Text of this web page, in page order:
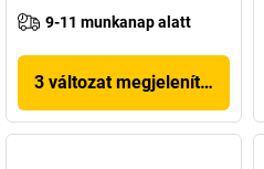
9-11 munkanap alatt
3 változat megjelenítése